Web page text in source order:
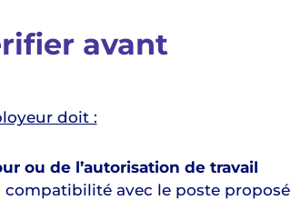
avant
doit :
ou de l’autorisation de travail
avec le poste proposé